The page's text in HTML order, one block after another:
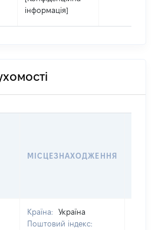
інформація]
МІСЦЕЗНАХОДЖЕННЯ
Країна:
Україна
Поштовий індекс: